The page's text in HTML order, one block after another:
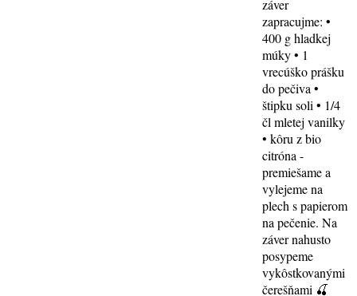
záver
zapracujme: •
400 g hladkej
múky • 1
vrecúško prášku
do pečiva •
štipku soli • 1/4
čl mletej vanilky
• kôru z bio
citróna -
premiešame a
vylejeme na
plech s papierom
na pečenie. Na
záver nahusto
posypeme
vykôstkovanými
čerešňami 🍒